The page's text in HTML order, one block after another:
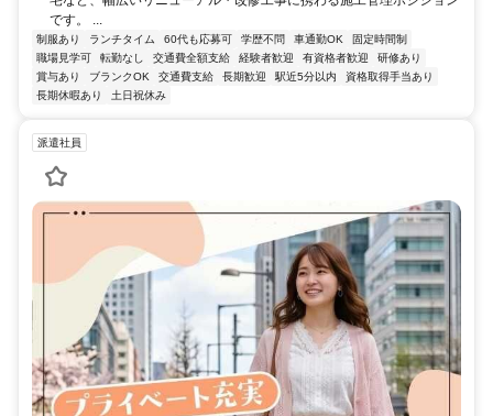
です。 ...
制服あり ランチタイム 60代も応募可 学歴不問 車通勤OK
固定時間制
職場見学可
転勤なし 交通費全額支給 経験者歓迎 有資格者歓迎
研修あり
賞与あり
ブランクOK 交通費支給 長期歓迎 駅近5分以内
資格取得手当あり
長期休暇あり
土日祝休み
派遣社員